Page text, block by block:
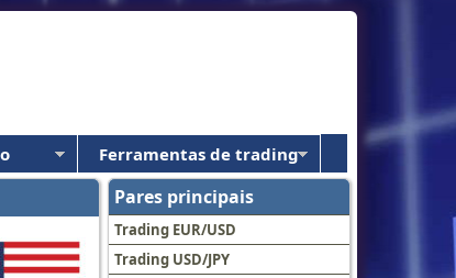
Ferramentas de trading
Pares principais
Trading EUR/USD
Trading USD/JPY